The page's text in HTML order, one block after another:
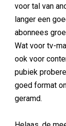
voor tal van
langer een
abonnees
Wat voor tv-
ook voor
pubiek
goed format
geramd.